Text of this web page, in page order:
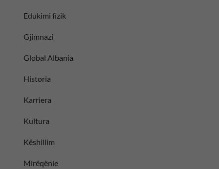
Edukimi fizik
Gjimnazi
Global Albania
Historia
Karriera
Kultura
Këshillim
Mirëqënie